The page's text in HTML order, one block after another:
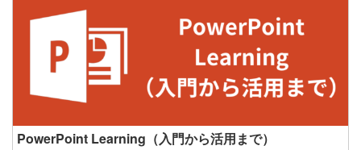
PowerPoint Learning（入門から活用まで）